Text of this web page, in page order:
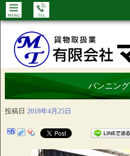
バンニング
投稿日 2018年4月25日